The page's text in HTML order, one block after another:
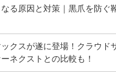
る原因と対策｜黒爪を防ぐ
クスが遂に登場！クラウド
ネクストとの比較も！